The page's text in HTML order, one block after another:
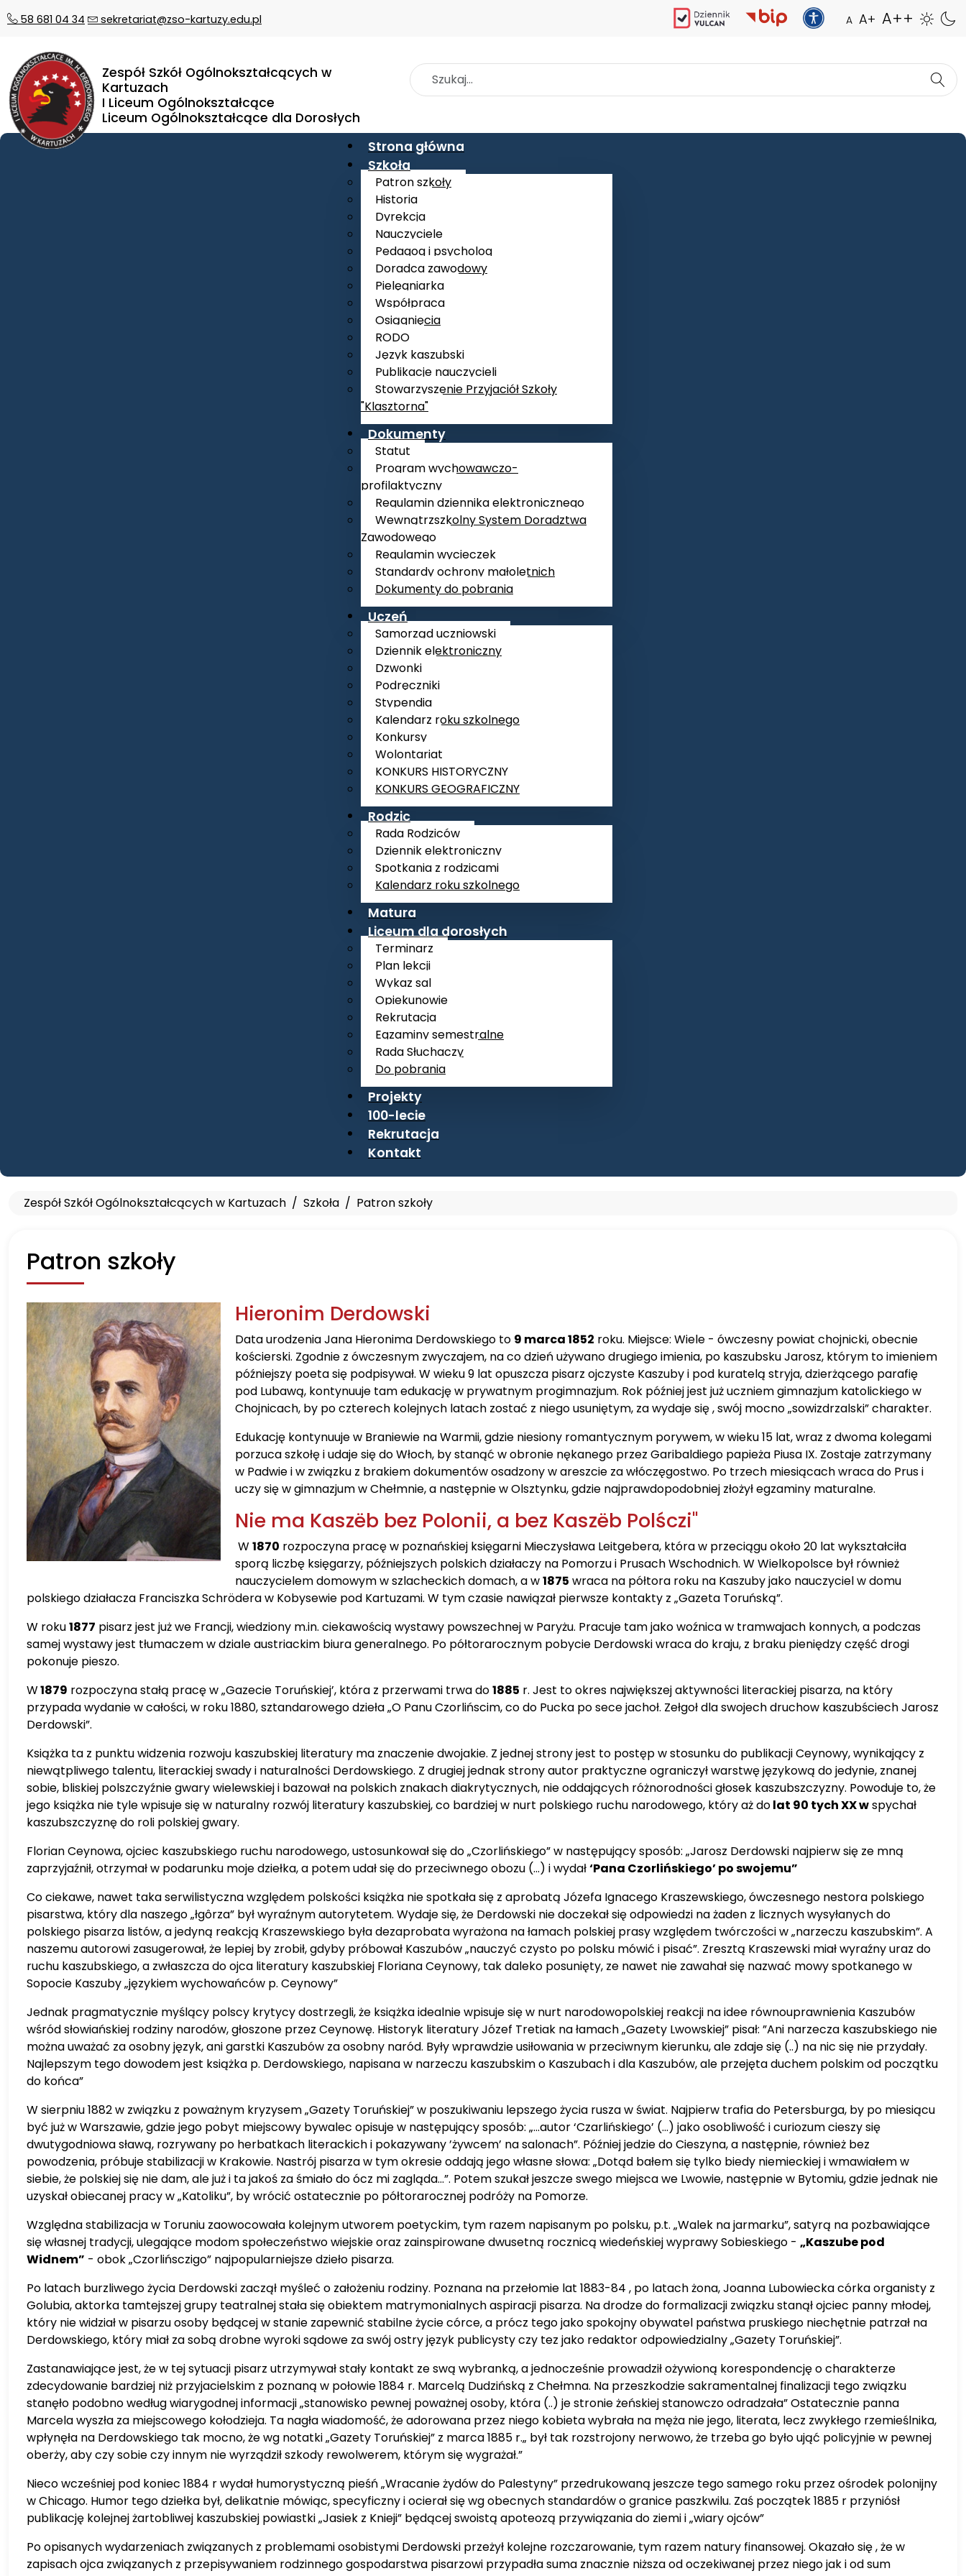
A A+ A++
58 681 04 34 sekretariat@zso-kartuzy.edu.pl
Zespół Szkół Ogólnokształcących w
Kartuzach
I Liceum Ogólnokształcące
Liceum Ogólnokształcące dla Dorosłych
Szukaj
Strona główna
Szkoła
Patron szkoły
Historia
Dyrekcja
Nauczyciele
Pedagog i psycholog
Doradca zawodowy
Pielęgniarka
Współpraca
Osiągnięcia
RODO
Język kaszubski
Publikacje nauczycieli
Stowarzyszenie Przyjaciół Szkoły
"Klasztorna"
Dokumenty
Statut
Program wychowawczo-
profilaktyczny
Regulamin dziennika elektronicznego
Wewnątrzszkolny System Doradztwa
Zawodowego
Regulamin wycieczek
Standardy ochrony małoletnich
Dokumenty do pobrania
Uczeń
Samorząd uczniowski
Dziennik elektroniczny
Dzwonki
Podręczniki
Stypendia
Kalendarz roku szkolnego
Konkursy
Wolontariat
KONKURS HISTORYCZNY
KONKURS GEOGRAFICZNY
Rodzic
Rada Rodziców
Dziennik elektroniczny
Spotkania z rodzicami
Kalendarz roku szkolnego
Matura
Liceum dla dorosłych
Terminarz
Plan lekcji
Wykaz sal
Opiekunowie
Rekrutacja
Egzaminy semestralne
Rada Słuchaczy
Do pobrania
Projekty
100-lecie
Rekrutacja
Kontakt
Zespół Szkół Ogólnokształcących w Kartuzach Szkoła Patron szkoły
Patron szkoły
Hieronim Derdowski
Data urodzenia Jana Hieronima Derdowskiego to 9 marca 1852 roku. Miejsce: Wiele - ówczesny powiat chojnicki, obecnie
kościerski. Zgodnie z ówczesnym zwyczajem, na co dzień używano drugiego imienia, po kaszubsku Jarosz, którym to imieniem
późniejszy poeta się podpisywał. W wieku 9 lat opuszcza pisarz ojczyste Kaszuby i pod kuratelą stryja, dzierżącego parafię
pod Lubawą, kontynuuje tam edukację w prywatnym progimnazjum. Rok później jest już uczniem gimnazjum katolickiego w
Chojnicach, by po czterech kolejnych latach zostać z niego usuniętym, za wydaje się , swój mocno „sowizdrzalski” charakter.
Edukację kontynuuje w Braniewie na Warmii, gdzie niesiony romantycznym porywem, w wieku 15 lat, wraz z dwoma kolegami
porzuca szkołę i udaje się do Włoch, by stanąć w obronie nękanego przez Garibaldiego papieża Piusa IX. Zostaje zatrzymany
w Padwie i w związku z brakiem dokumentów osadzony w areszcie za włóczęgostwo. Po trzech miesiącach wraca do Prus i
uczy się w gimnazjum w Chełmnie, a następnie w Olsztynku, gdzie najprawdopodobniej złożył egzaminy maturalne.
Nie ma Kaszëb bez Polonii, a bez Kaszëb Polśczi"
W1870 rozpoczyna pracę w poznańskiej księgarni Mieczysława Leitgebera, która w przeciągu około 20 lat wykształciła
sporą liczbę księgarzy, późniejszych polskich działaczy na Pomorzu i Prusach Wschodnich. W Wielkopolsce był również
nauczycielem domowym w szlacheckich domach, a w1875 wraca na półtora roku na Kaszuby jako nauczyciel w domu
polskiego działacza Franciszka Schrödera w Kobysewie pod Kartuzami. W tym czasie nawiązał pierwsze kontakty z „Gazeta Toruńską”.
W roku1877 pisarz jest już we Francji, wiedziony m.in. ciekawością wystawy powszechnej w Paryżu. Pracuje tam jako woźnica w tramwajach konnych, a podczas
samej wystawy jest tłumaczem w dziale austriackim biura generalnego. Po półtorarocznym pobycie Derdowski wraca do kraju, z braku pieniędzy część drogi
pokonuje pieszo.
W1879 rozpoczyna stałą pracę w „Gazecie Toruńskiej’, która z przerwami trwa do1885 r. Jest to okres największej aktywności literackiej pisarza, na który
przypada wydanie w całości, w roku 1880, sztandarowego dzieła „O Panu Czorlińscim, co do Pucka po sece jachoł. Zełgoł dla swojech druchow kaszubściech Jarosz
Derdowski”.
Książka ta z punktu widzenia rozwoju kaszubskiej literatury ma znaczenie dwojakie. Z jednej strony jest to postęp w stosunku do publikacji Ceynowy, wynikający z
niewątpliwego talentu, literackiej swady i naturalności Derdowskiego. Z drugiej jednak strony autor praktyczne ograniczył warstwę językową do jedynie, znanej
sobie, bliskiej polszczyźnie gwary wielewskiej i bazował na polskich znakach diakrytycznych, nie oddających różnorodności głosek kaszubszczyzny. Powoduje to, że
jego książka nie tyle wpisuje się w naturalny rozwój literatury kaszubskiej, co bardziej w nurt polskiego ruchu narodowego, który aż dolat 90 tych XX wspychał
kaszubszczyznę do roli polskiej gwary.
Florian Ceynowa, ojciec kaszubskiego ruchu narodowego, ustosunkował się do „Czorlińskiego” w następujący sposób: „Jarosz Derdowski najpierw się ze mną
zaprzyjaźnił, otrzymał w podarunku moje dziełka, a potem udał się do przeciwnego obozu (...) i wydał‘Pana Czorlińskiego’ po swojemu”
Co ciekawe, nawet taka serwilistyczna względem polskości książka nie spotkała się z aprobatą Józefa Ignacego Kraszewskiego, ówczesnego nestora polskiego
pisarstwa, który dla naszego „łgôrza” był wyraźnym autorytetem. Wydaje się, że Derdowski nie doczekał się odpowiedzi na żaden z licznych wysyłanych do
polskiego pisarza listów, a jedyną reakcją Kraszewskiego była dezaprobata wyrażona na łamach polskiej prasy względem twórczości w „narzeczu kaszubskim”. A
naszemu autorowi zasugerował, że lepiej by zrobił, gdyby próbował Kaszubów „nauczyć czysto po polsku mówić i pisać”. Zresztą Kraszewski miał wyraźny uraz do
ruchu kaszubskiego, a zwłaszcza do ojca literatury kaszubskiej Floriana Ceynowy, tak daleko posunięty, ze nawet nie zawahał się nazwać mowy spotkanego w
Sopocie Kaszuby „językiem wychowańców p. Ceynowy”
Jednak pragmatycznie myślący polscy krytycy dostrzegli, że książka idealnie wpisuje się w nurt narodowopolskiej reakcji na idee równouprawnienia Kaszubów
wśród słowiańskiej rodziny narodów, głoszone przez Ceynowę. Historyk literatury Józef Tretiak na łamach „Gazety Lwowskiej” pisał: ”Ani narzecza kaszubskiego nie
można uważać za osobny język, ani garstki Kaszubów za osobny naród. Były wprawdzie usiłowania w przeciwnym kierunku, ale zdaje się (..) na nic się nie przydały.
Najlepszym tego dowodem jest książka p. Derdowskiego, napisana w narzeczu kaszubskim o Kaszubach i dla Kaszubów, ale przejęta duchem polskim od początku
do końca”
W sierpniu 1882 w związku z poważnym kryzysem „Gazety Toruńskiej” w poszukiwaniu lepszego życia rusza w świat. Najpierw trafia do Petersburga, by po miesiącu
być już w Warszawie, gdzie jego pobyt miejscowy bywalec opisuje w następujący sposób: „...autor ‘Czarlińskiego’ (...) jako osobliwość i curiozum cieszy się
dwutygodniowa sławą, rozrywany po herbatkach literackich i pokazywany ’żywcem’ na salonach”. Później jedzie do Cieszyna, a następnie, również bez
powodzenia, próbuje stabilizacji w Krakowie. Nastrój pisarza w tym okresie oddają jego własne słowa: „Dotąd bałem się tylko biedy niemieckiej i wmawiałem w
siebie, że polskiej się nie dam, ale już i ta jakoś za śmiało do ócz mi zagląda...”. Potem szukał jeszcze swego miejsca we Lwowie, następnie w Bytomiu, gdzie jednak nie
uzyskał obiecanej pracy w „Katoliku”, by wrócić ostatecznie po półtorarocznej podróży na Pomorze.
Względna stabilizacja w Toruniu zaowocowała kolejnym utworem poetyckim, tym razem napisanym po polsku, p.t. „Walek na jarmarku”, satyrą na pozbawiające
się własnej tradycji, ulegające modom społeczeństwo wiejskie oraz zainspirowane dwusetną rocznicą wiedeńskiej wyprawy Sobieskiego - „Kaszube pod
Widnem” - obok „Czorlińsczigo” najpopularniejsze dzieło pisarza.
Po latach burzliwego życia Derdowski zaczął myśleć o założeniu rodziny. Poznana na przełomie lat 1883-84 , po latach żona, Joanna Lubowiecka córka organisty z
Golubia, aktorka tamtejszej grupy teatralnej stała się obiektem matrymonialnych aspiracji pisarza. Na drodze do formalizacji związku stanął ojciec panny młodej,
który nie widział w pisarzu osoby będącej w stanie zapewnić stabilne życie córce, a prócz tego jako spokojny obywatel państwa pruskiego niechętnie patrzał na
Derdowskiego, który miał za sobą drobne wyroki sądowe za swój ostry język publicysty czy tez jako redaktor odpowiedzialny „Gazety Toruńskiej”.
Zastanawiające jest, że w tej sytuacji pisarz utrzymywał stały kontakt ze swą wybranką, a jednocześnie prowadził ożywioną korespondencję o charakterze
zdecydowanie bardziej niż przyjacielskim z poznaną w połowie 1884 r. Marcelą Dudzińską z Chełmna. Na przeszkodzie sakramentalnej finalizacji tego związku
stanęło podobno według wiarygodnej informacji „stanowisko pewnej poważnej osoby, która (..) je stronie żeńskiej stanowczo odradzała” Ostatecznie panna
Marcela wyszła za miejscowego kołodzieja. Ta nagła wiadomość, że adorowana przez niego kobieta wybrała na męża nie jego, literata, lecz zwykłego rzemieślnika,
wpłynęła na Derdowskiego tak mocno, że wg notatki „Gazety Toruńskiej” z marca 1885 r.„ był tak rozstrojony nerwowo, że trzeba go było ująć policyjnie w pewnej
oberży, aby czy sobie czy innym nie wyrządził szkody rewolwerem, którym się wygrażał.”
Nieco wcześniej pod koniec 1884 r wydał humorystyczną pieśń „Wracanie żydów do Palestyny” przedrukowaną jeszcze tego samego roku przez ośrodek polonijny
w Chicago. Humor tego dziełka był, delikatnie mówiąc, specyficzny i ocierał się wg obecnych standardów o granice paszkwilu. Zaś początek 1885 r przyniósł
publikację kolejnej żartobliwej kaszubskiej powiastki „Jasiek z Knieji” będącej swoistą apoteozą przywiązania do ziemi i „wiary ojców”
Po opisanych wydarzeniach związanych z problemami osobistymi Derdowski przeżył kolejne rozczarowanie, tym razem natury finansowej. Okazało się , że w
zapisach ojca związanych z przepisywaniem rodzinnego gospodarstwa pisarzowi przypadła suma znacznie niższa od oczekiwanej przez niego jak i od sum